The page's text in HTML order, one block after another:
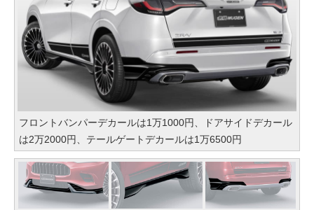
フロントバンパーデカールは1万1000円、ドアサイドデカール
は2万2000円、テールゲートデカールは1万6500円